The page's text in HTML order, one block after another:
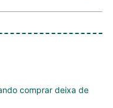
comprar deixa de